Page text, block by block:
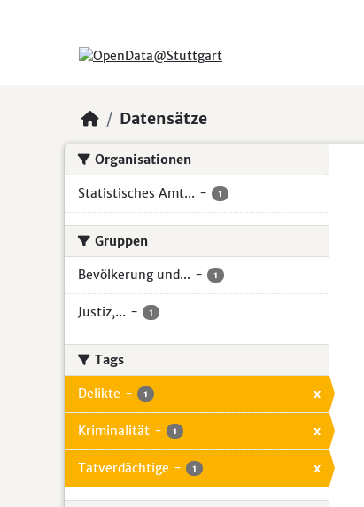
Datensätze
Organisationen
Statistisches Amt... - 1
Gruppen
Bevölkerung und... - 1
Justiz,... - 1
Tags
Delikte - 1 x
Kriminalität - 1 x
Tatverdächtige - 1 x